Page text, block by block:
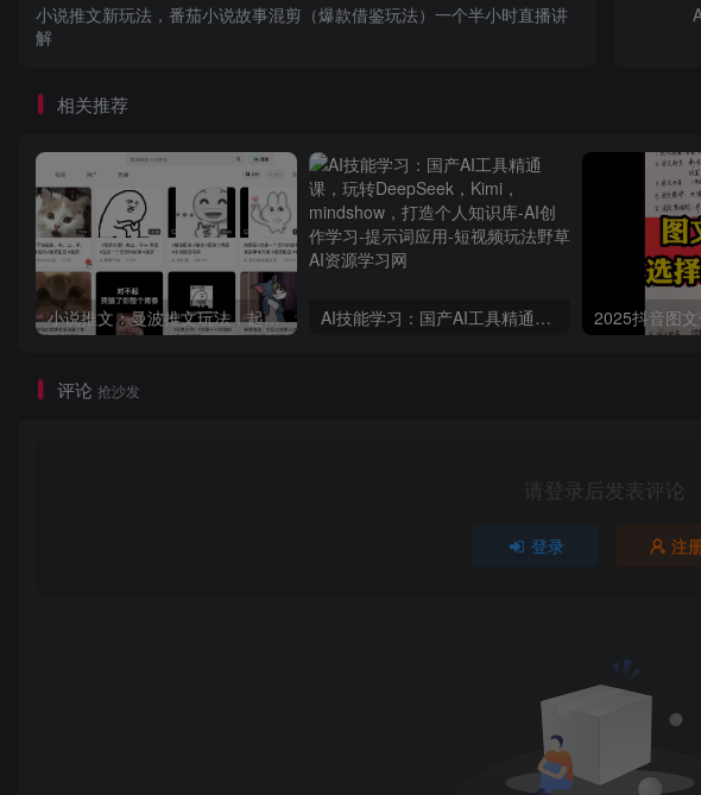
小说推文新玩法，番茄小说故事混剪（爆款借鉴玩法）一个半小时直播讲
解
相关推荐
小说推文：曼波推文玩法，起号快，流量猛，一天收益1k+ AI技能学习：国产AI工具精通课，玩转DeepSeek，Kimi，mindshow，打造个人知识库
评论 抢沙发
请登录后发表评论
登录 注